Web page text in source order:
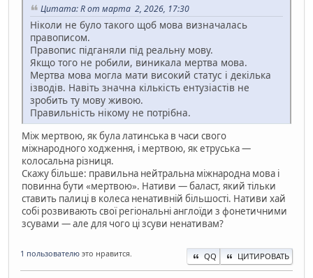
Цитата: R от марта 2, 2026, 17:30
Ніколи не було такого щоб мова визначалась
правописом.
Правопис підганяли під реальну мову.
Якщо того не робили, виникала мертва мова.
Мертва мова могла мати високий статус і декілька
ізводів. Навіть значна кількість ентузіастів не
зробить ту мову живою.
Правильність нікому не потрібна.
Між мертвою, як була латинська в часи свого
міжнародного ходження, і мертвою, як етруська —
колосальна різниця.
Скажу більше: правильна нейтральна міжнародна мова і
повинна бути «мертвою». Нативи — баласт, який тільки
ставить палиці в колеса ненативній більшості. Нативи хай
собі розвивають свої регіональні англоїди з фонетичними
зсувами — але для чого ці зсуви ненативам?
1 пользователю это нравится. QQ ЦИТИРОВАТЬ